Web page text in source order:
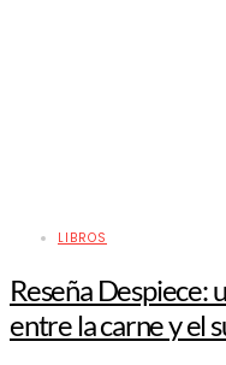
LIBROS
Reseña Despiece:
entre la carne y el